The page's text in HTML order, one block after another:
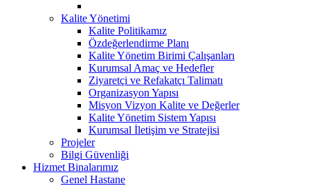
Kalite Yönetimi
Kalite Politikamız
Özdeğerlendirme Planı
Kalite Yönetim Birimi Çalışanları
Kurumsal Amaç ve Hedefler
Ziyaretçi ve Refakatçı Talimatı
Organizasyon Yapısı
Misyon Vizyon Kalite ve Değerler
Kalite Yönetim Sistem Yapısı
Kurumsal İletişim ve Stratejisi
Projeler
Bilgi Güvenliği
Hizmet Binalarımız
Genel Hastane